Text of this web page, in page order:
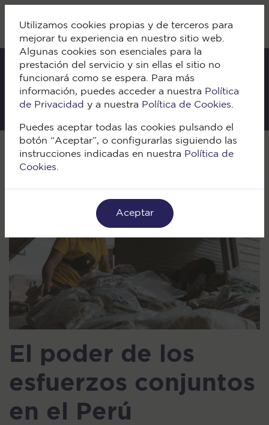
Utilizamos cookies propias y de terceros para
mejorar tu experiencia en nuestro sitio web.
Algunas cookies son esenciales para la
prestación del servicio y sin ellas el sitio no
funcionará como se espera. Para más
información, puedes acceder a nuestra Política
de Privacidad y a nuestra Política de Cookies.
Puedes aceptar todas las cookies pulsando el
botón “Aceptar”, o configurarlas siguiendo las
instrucciones indicadas en nuestra Política de
Cookies.
Aceptar
IKI Blog
Volver
El poder de los
esfuerzos conjuntos
en el Perú